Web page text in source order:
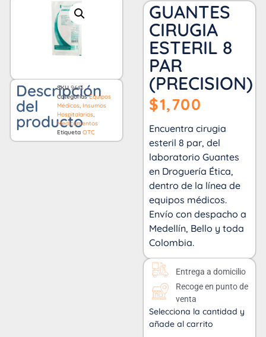
Descripción
del
producto
SKU9643
Categorías Equipos
Médicos, Insumos
Hospitalarios,
Medicamentos
Etiqueta OTC
GUANTES
CIRUGIA
ESTERIL 8
PAR
(PRECISION)
$1,700
Encuentra cirugia
esteril 8 par, del
laboratorio Guantes
en Droguería Ética,
dentro de la línea de
equipos médicos.
Envío con despacho a
Medellín, Bello y toda
Colombia.
Entrega a domicilio
Recoge en punto de
venta
Selecciona la cantidad y
añade al carrito